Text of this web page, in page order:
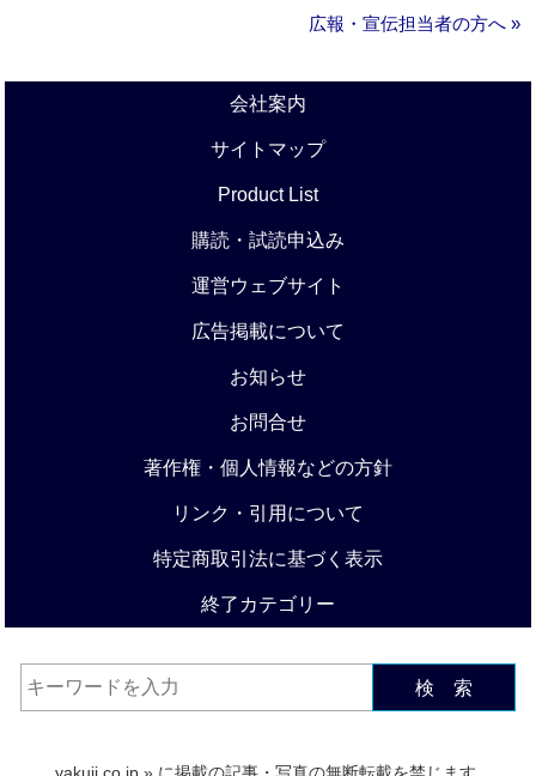
広報・宣伝担当者の方へ »
会社案内
サイトマップ
Product List
購読・試読申込み
運営ウェブサイト
広告掲載について
お知らせ
お問合せ
著作権・個人情報などの方針
リンク・引用について
特定商取引法に基づく表示
終了カテゴリー
検 索